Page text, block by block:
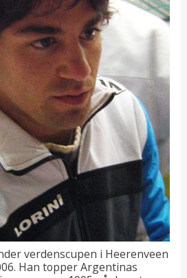
verdenscupen i Heerenveen
Han topper Argentinas